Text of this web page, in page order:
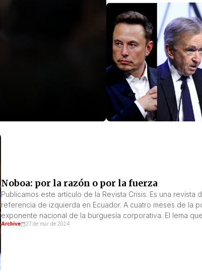
Noboa: por la razón o por la fuerza
Publicamos este artículo de la Revista Crisis. Es una
referencia de izquierda en Ecuador. A cuatro meses de la
exponente nacional de la burguesía corporativa. El lema
Archive 27 de mar de 2024